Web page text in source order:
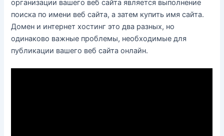
организации вашего веб сайта является выполнение
поиска по имени веб сайта, а затем купить имя сайта.
Домен и интернет хостинг это два разных, но
одинаково важные проблемы, необходимые для
публикации вашего веб сайта онлайн.